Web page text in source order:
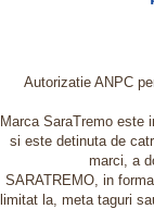
Autorizatie ANPC
Marca SaraTremo este
si este detinuta de
marci, a
SARATREMO, in
limitat la, meta taguri